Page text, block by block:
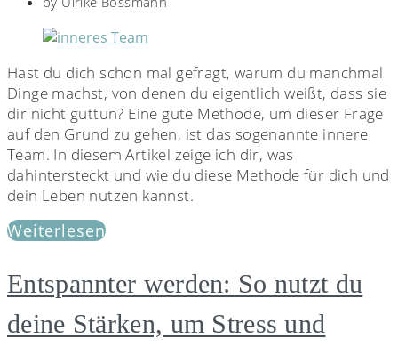
Hast du dich schon mal gefragt, warum du manchmal
Dinge machst, von denen du eigentlich weißt, dass sie
dir nicht guttun? Eine gute Methode, um dieser Frage
auf den Grund zu gehen, ist das sogenannte innere
Team. In diesem Artikel zeige ich dir, was
dahintersteckt und wie du diese Methode für dich und
dein Leben nutzen kannst.
Weiterlesen
Entspannter werden: So nutzt du
deine Stärken, um Stress und